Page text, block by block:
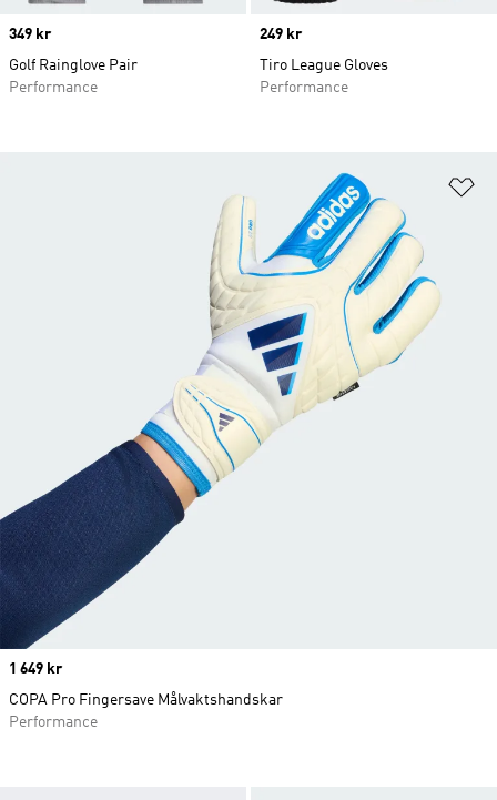
Price
349 kr
Golf Rainglove Pair
Performance
Price
249 kr
Tiro League Gloves
Performance
Price
1 649 kr
COPA Pro Fingersave Målvaktshandskar
Performance